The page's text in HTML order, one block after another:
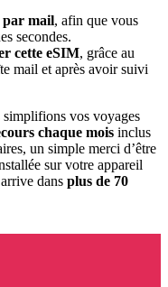
par mail, afin que vous
secondes.
cette eSIM, grâce au
mail et après avoir suivi
vos voyages
chaque mois inclus
un simple merci d’être
sur votre appareil
dans plus de 70